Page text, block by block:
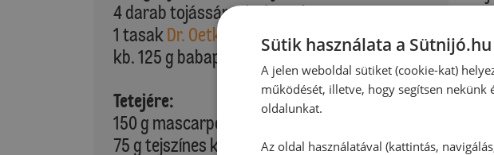
4 darab tojássárgája (M-es)
1 tasakDr. Oetker Vanillincukor
kb. 125 g babapiskóta
Tetejére:
150 g mascarpone
75 g tejszínes krémsajt
a
Sütik használata a
A jelen weboldal sütiket (cookie-kat)
működését, illetve, hogy segítsen
oldalunkat.
Az oldal használatával (kattintás,